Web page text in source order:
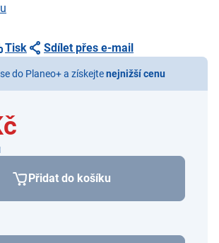
Tisk Sdílet přes e-mail
do Planeo+ a získejtenejnižší cenu
Přidat do košíku